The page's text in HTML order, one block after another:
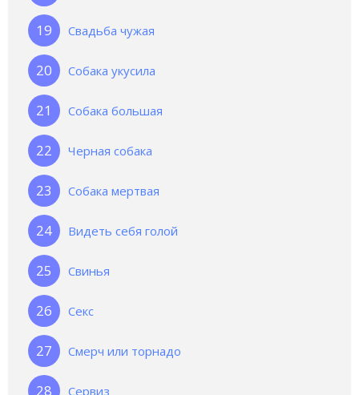
Свадьба чужая
Собака укусила
Собака большая
Черная собака
Собака мертвая
Видеть себя голой
Свинья
Секс
Смерч или торнадо
Сервиз